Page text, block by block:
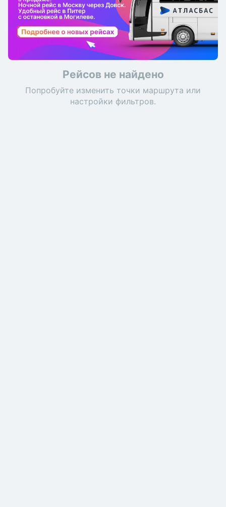
Рейсов не найдено
Попробуйте изменить точки маршрута или
настройки фильтров.